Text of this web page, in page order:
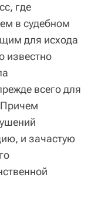
где
в судебном
для исхода
известно
всего для
Причем
и зачастую